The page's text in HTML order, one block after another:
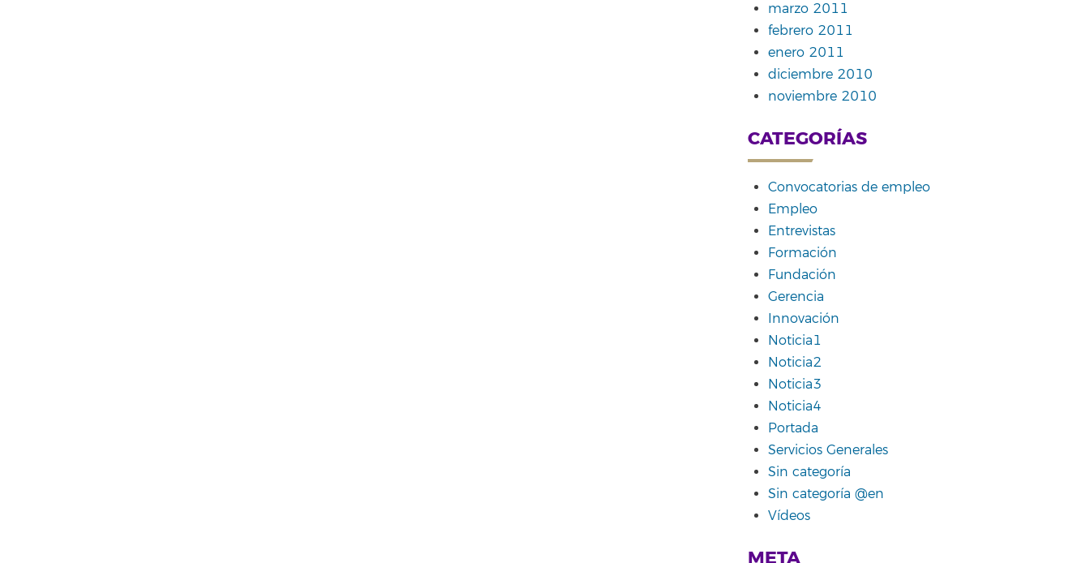
marzo 2011
febrero 2011
enero 2011
diciembre 2010
noviembre 2010
CATEGORÍAS
Convocatorias de empleo
Empleo
Entrevistas
Formación
Fundación
Gerencia
Innovación
Noticia1
Noticia2
Noticia3
Noticia4
Portada
Servicios Generales
Sin categoría
Sin categoría @en
Vídeos
META